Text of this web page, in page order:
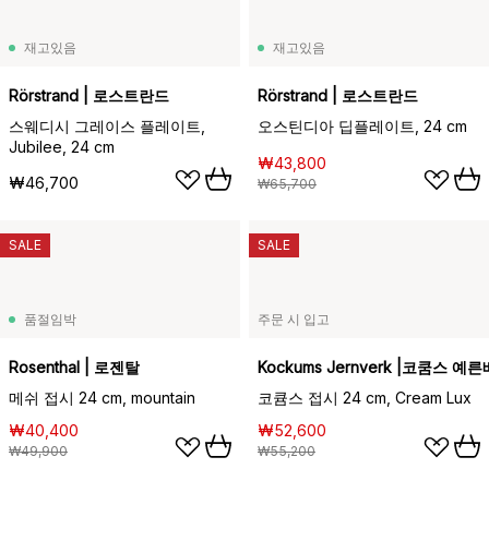
재고있음
Rörstrand | 로스트란드
스웨디시 그레이스 플레이트,
Jubilee, 24 cm
₩46,700
재고있음
Rörstrand | 로스트란드
오스틴디아 딥플레이트, 24 cm
₩43,800
₩65,700
품절임박
Rosenthal | 로젠탈
메쉬 접시 24 cm, mountain
₩40,400
₩49,900
SALE
주문 시 입고
Kockums Jernverk |코쿰스 예른
코큠스 접시 24 cm, Cream Lux
₩52,600
₩55,200
SALE